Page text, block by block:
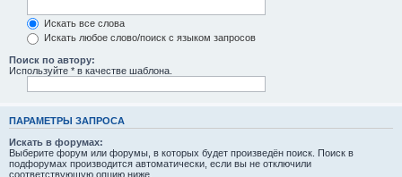
Искать все слова
Искать любое слово/поиск с языком запросов
Поиск по автору:
Используйте * в качестве шаблона.
ПАРАМЕТРЫ ЗАПРОСА
Искать в форумах:
Выберите форум или форумы, в которых будет произведён поиск. Поиск в
подфорумах производится автоматически, если вы не отключили
соответствующую опцию ниже.